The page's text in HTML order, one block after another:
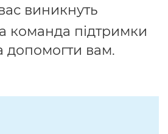
виникнуть
команда підтримки
допомогти вам.